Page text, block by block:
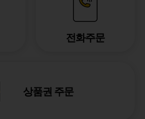
전화주문
상품권 주문